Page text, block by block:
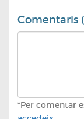
Comentaris
*Per comentar